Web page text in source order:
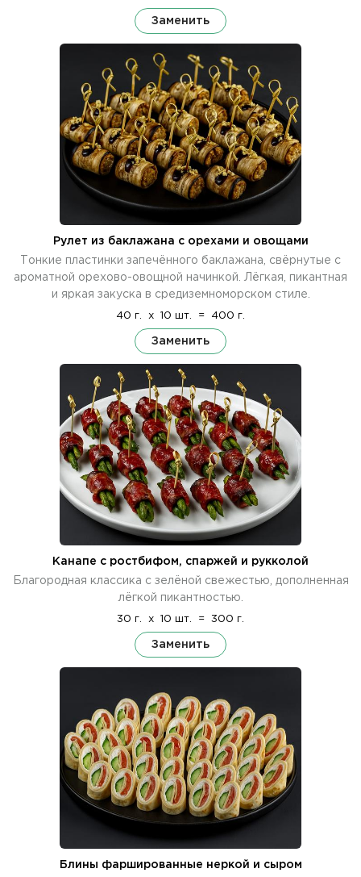
Заменить
Рулет из баклажана с орехами и овощами
Тонкие пластинки запечённого баклажана, свёрнутые с
ароматной орехово-овощной начинкой. Лёгкая, пикантная
и яркая закуска в средиземноморском стиле.
40 г. x 10 шт. = 400 г.
Заменить
Канапе с ростбифом, спаржей и рукколой
Благородная классика с зелёной свежестью, дополненная
лёгкой пикантностью.
30 г. x 10 шт. = 300 г.
Заменить
Блины фаршированные неркой и сыром